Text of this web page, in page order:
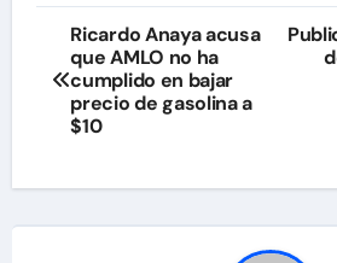
Navegación
de
entradas
Ricardo Anaya acusa
que AMLO no ha
cumplido en bajar
precio de gasolina a
$10